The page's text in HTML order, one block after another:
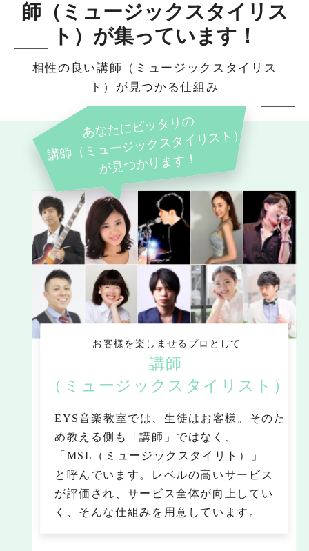
師（ミュージックスタイリス
ト）が集っています！
相性の良い講師（ミュージックスタイリス
ト）が見つかる仕組み